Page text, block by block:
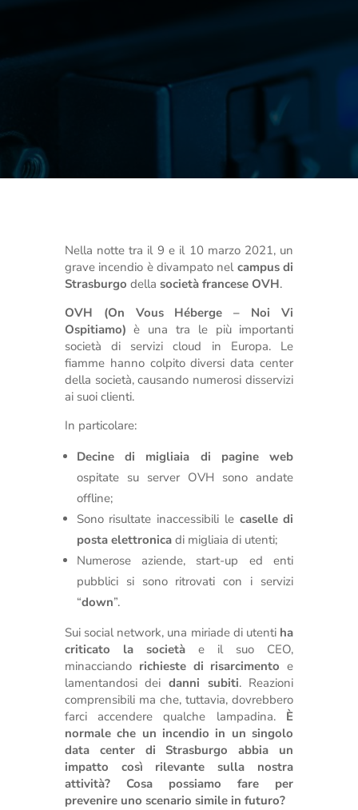
Nella notte tra il 9 e il 10 marzo 2021, un
grave incendio è divampato nel campus di
Strasburgo della società francese OVH.
OVH (On Vous Héberge – Noi Vi
Ospitiamo) è una tra le più importanti
società di servizi cloud in Europa. Le
fiamme hanno colpito diversi data center
della società, causando numerosi disservizi
ai suoi clienti.
In particolare:
Decine di migliaia di pagine web
ospitate su server OVH sono andate
offline;
Sono risultate inaccessibili le caselle di
posta elettronicadi migliaia di utenti;
Numerose aziende, start-up ed enti
pubblici si sono ritrovati con i servizi
“down”.
Sui social network, una miriade di utenti ha
criticato la societàe il suo CEO,
minacciando richieste di risarcimento e
lamentandosi dei danni subiti. Reazioni
comprensibili ma che, tuttavia, dovrebbero
farci accendere qualche lampadina. È
normale che un incendio in un singolo
data center di Strasburgo abbia un
impatto così rilevante sulla nostra
attività? Cosa possiamo fare per
prevenire uno scenario simile in futuro?